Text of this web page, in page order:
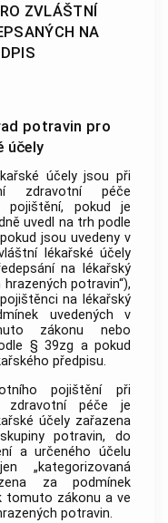
ZVLÁŠTNÍ
NA
potravin pro
účely
účely jsou při
zdravotní péče
pojištění, pokud je
uvedl na trh podle
jsou uvedeny v
lékařské účely
na lékařský
potravin“),
na lékařský
uvedených v
zákonu nebo
§ 39zg a pokud
předpisu.
pojištění při
zdravotní péče je
účely zařazena
potravin, do
a určeného účelu
„kategorizovaná
za podmínek
tomuto zákonu a ve
potravin.